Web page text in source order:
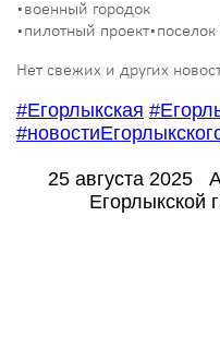
▪️военный городок
▪️пилотный проект
Нет свежих и других
#Егорлыкская
25 августа 2025
Егорлыкской